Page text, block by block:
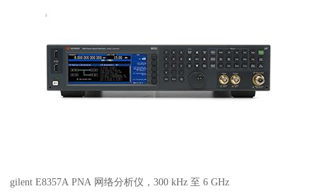
gilent E8357A PNA 网络分析仪，300 kHz 至 6 GHz